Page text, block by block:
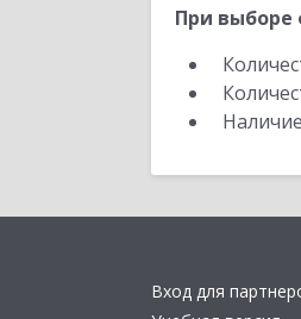
При выборе
Вход для